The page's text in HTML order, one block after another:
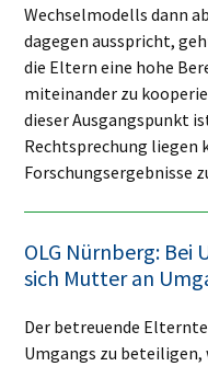
Wechselmodells dann
dagegen ausspricht,
die Eltern eine hohe
miteinander zu
dieser Ausgangspunkt
Rechtsprechung liegen
Forschungsergebnisse
OLG Nürnberg: Bei
sich Mutter an
Der betreuende
Umgangs zu beteiligen,